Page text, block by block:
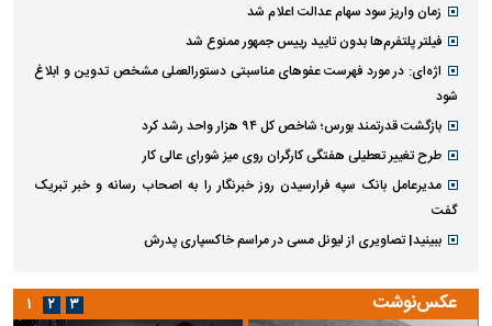
زمان واریز سود سهام عدالت اعلام شد
فیلتر پلتفرم‌ها بدون تایید رییس جمهور ممنوع شد
اژه‌ای: در مورد فهرست عفو‌های مناسبتی دستورالعملی مشخص تدوین و ابلاغ
شود
بازگشت قدرتمند بورس؛ شاخص کل ۹۴ هزار واحد رشد کرد
طرح تغییر تعطیلی هفتگی کارگران روی میز شورای عالی کار
مدیرعامل بانک سپه فرارسیدن روز خبرنگار را به اصحاب رسانه و خبر تبریک
گفت
ببینید| تصاویری از لیونل مسی در مراسم خاکسپاری پدرش
عکس‌نوشت ۱ ۲ ۳